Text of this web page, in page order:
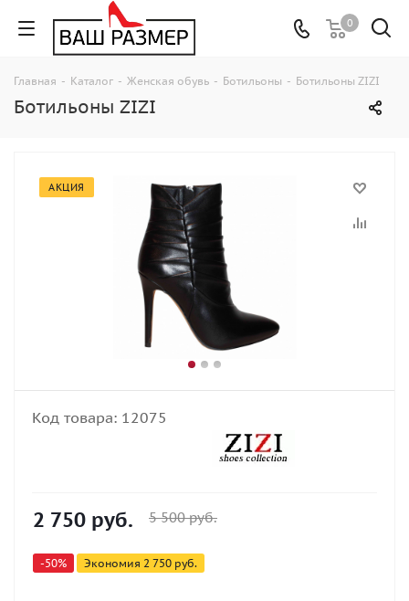
0
Главная - Каталог - Женская обувь - Ботильоны - Ботильоны ZIZI
Ботильоны ZIZI
АКЦИЯ
Код товара: 12075
2 750 руб. 5 500руб.
-50% Экономия 2 750 руб.